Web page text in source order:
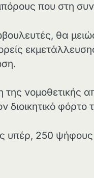
που στη
θα
της νομοθετικής
διοικητικό φόρτο
υπέρ, 250